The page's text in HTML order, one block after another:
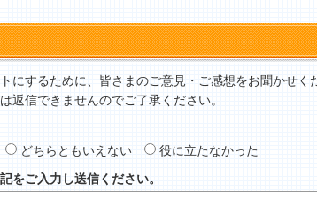
にするために、皆さまのご意見・ご感想をお聞かせく
返信できませんのでご了承ください。
どちらともいえない
役に立たなかった
をご入力し送信ください。